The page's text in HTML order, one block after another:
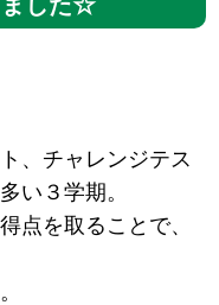
、チャレンジテス
い３学期。
点を取ることで、